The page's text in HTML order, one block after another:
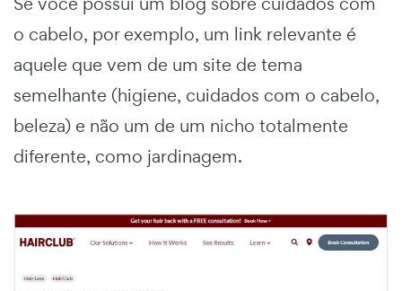
o cabelo, por exemplo, um link relevante é
aquele que vem de um site de tema
semelhante (higiene, cuidados com o cabelo,
beleza) e não um de um nicho totalmente
diferente, como jardinagem.